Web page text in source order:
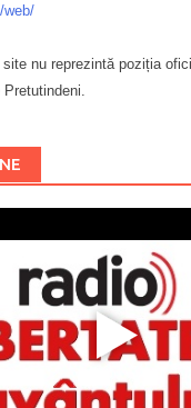
web/
nu reprezintă poziția